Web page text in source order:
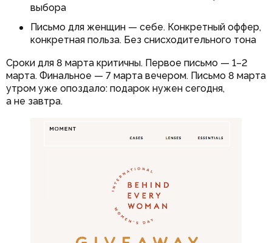
выбора
Письмо для женщин — себе. Конкретный оффер,
конкретная польза. Без снисходительного тона
Сроки для 8 марта критичны. Первое письмо — 1–2
марта. Финальное — 7 марта вечером. Письмо 8 марта
утром уже опоздало: подарок нужен сегодня,
а не завтра.